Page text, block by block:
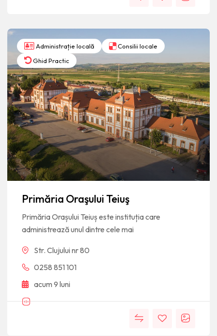
Administrație locală
Consilii locale
Ghid Practic
Primăria Oraşului Teiuş
Primăria Orașului Teiuș este instituția care
administrează unul dintre cele mai
Str. Clujului nr 80
0258 851 101
acum 9 luni